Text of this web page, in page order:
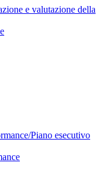
e valutazione della
Piano esecutivo